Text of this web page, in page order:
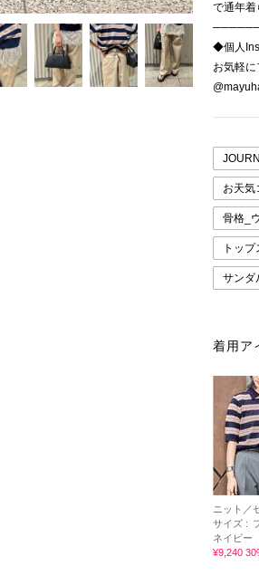
で通年着
◆個人
お気軽
お天気
骨格_
トップ
サンダ
着用ア
ニット／
サイズ :
ネイビー
¥9,240